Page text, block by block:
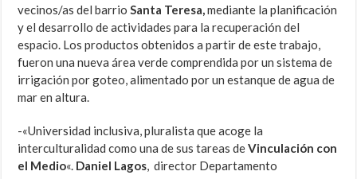
vecinos/as del barrioSanta Teresa,mediante la planificación
y el desarrollo de actividades para la recuperación del
espacio. Los productos obtenidos a partir de este trabajo,
fueron una nueva área verde comprendida por un sistema de
irrigación por goteo, alimentado por un estanque de agua de
mar en altura.
-«Universidad inclusiva, pluralista que acoge la
interculturalidad como una de sus tareas deVinculación con
el Medio«. Daniel Lagos, director Departamento